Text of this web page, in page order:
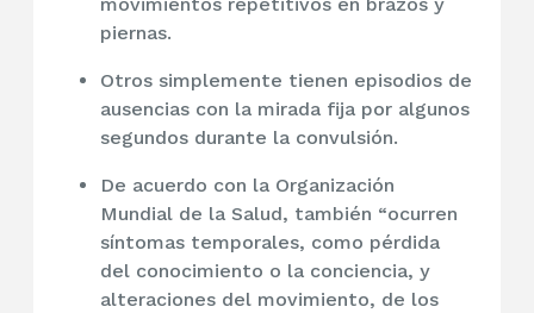
movimientos repetitivos en brazos y
piernas.
Otros simplemente tienen episodios de
ausencias con la mirada fija por algunos
segundos durante la convulsión.
De acuerdo con la Organización
Mundial de la Salud, también “ocurren
síntomas temporales, como pérdida
del conocimiento o la conciencia, y
alteraciones del movimiento, de los